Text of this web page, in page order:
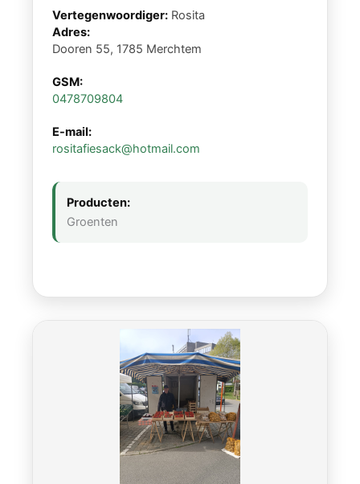
Vertegenwoordiger: Rosita
Adres:
Dooren 55, 1785 Merchtem
GSM:
0478709804
E-mail:
rositafiesack@hotmail.com
Producten:
Groenten